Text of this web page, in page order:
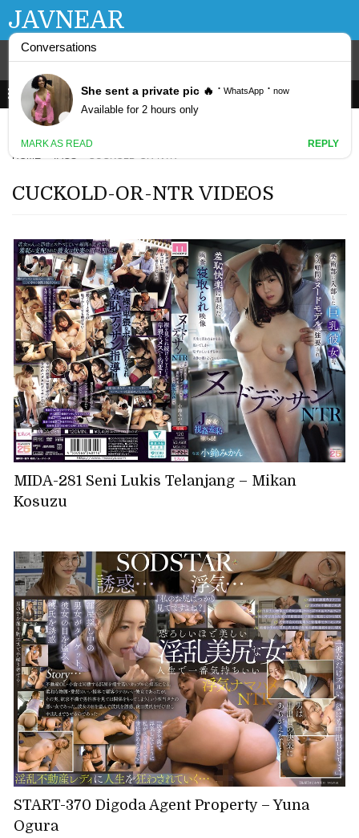
JAVNEAR
HOME TAGS CUCKOLD-OR-NTR
CUCKOLD-OR-NTR VIDEOS
MIDA-281 Seni Lukis Telanjang – Mikan
Kosuzu
START-370 Digoda Agent Property – Yuna
Ogura